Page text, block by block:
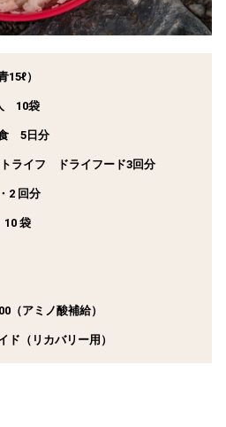
）
10袋
5日分
ライフ ドライフード3回分
2 回分
袋
アミノ酸補給）
（リカバリー用）